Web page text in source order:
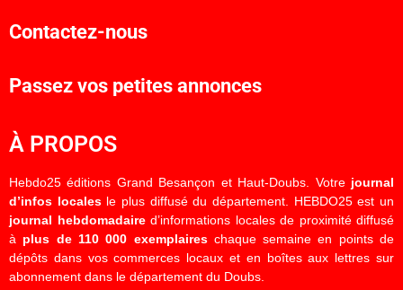
Contactez-nous
Passez vos petites annonces
À PROPOS
Hebdo25 éditions Grand Besançon et Haut-Doubs. Votre journal
d’infos localesle plus diffusé du département. HEBDO25 est un
journal hebdomadaired’informations locales de proximité diffusé
à plus de 110 000 exemplaireschaque semaine en points de
dépôts dans vos commerces locaux et en boîtes aux lettres sur
abonnement dans le département du Doubs.